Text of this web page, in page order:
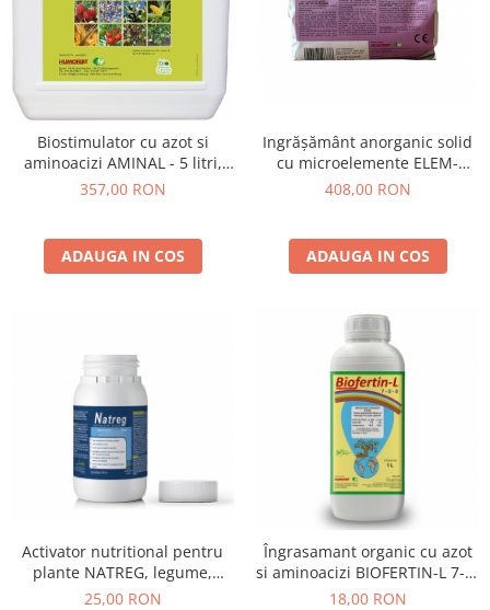
Biostimulator cu azot si
aminoacizi AMINAL - 5 litri,
legume , fructe, cereale, vita
357,00 RON
ADAUGA IN COS
Ingrășământ anorganic solid
cu microelemente ELEM-
Molibden - 1 kg, toate
408,00 RON
ADAUGA IN COS
Activator nutritional pentru
plante NATREG, legume,
cereale - 50 ml
25,00 RON
Îngrasamant organic cu azot
si aminoacizi BIOFERTIN-L 7-0-
0 - 50 ml, legume, cereale,
18,00 RON